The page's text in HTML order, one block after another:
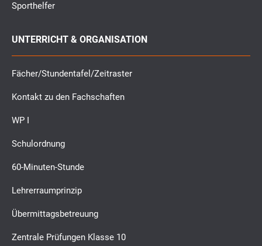
Sporthelfer
UNTERRICHT & ORGANISATION
Fächer/Stundentafel/Zeitraster
Kontakt zu den Fachschaften
WP I
Schulordnung
60-Minuten-Stunde
Lehrerraumprinzip
Übermittagsbetreuung
Zentrale Prüfungen Klasse 10